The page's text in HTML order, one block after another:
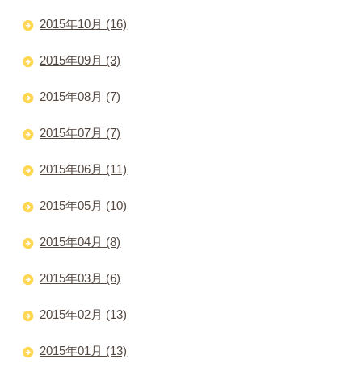
2015年10月 (16)
2015年09月 (3)
2015年08月 (7)
2015年07月 (7)
2015年06月 (11)
2015年05月 (10)
2015年04月 (8)
2015年03月 (6)
2015年02月 (13)
2015年01月 (13)